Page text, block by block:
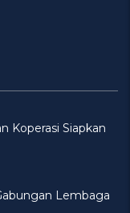
Koperasi Siapkan
Lembaga